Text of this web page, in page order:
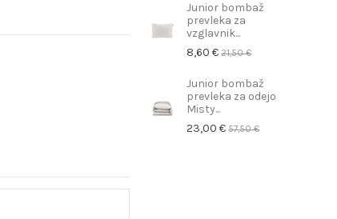
Junior bombaž
prevleka za
vzglavnik...
8,60 € 21,50 €
Junior bombaž
prevleka za odejo
Misty...
23,00 € 57,50 €